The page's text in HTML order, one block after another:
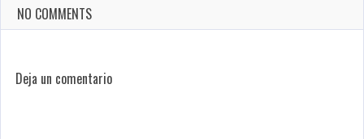
NO COMMENTS
Deja un comentario